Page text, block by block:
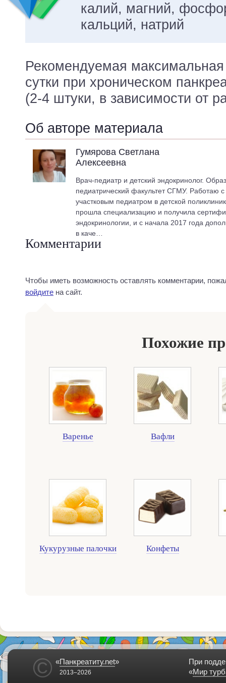
калий, магний,
кальций, натрий
Рекомендуемая
сутки при хроническом
(2-4 штуки, в зависимости от
Об авторе материала
Гумярова Светлана
Алексеевна
Врач-педиатр и детский эндокринолог.
педиатрический факультет СГМУ. Работаю
участковым педиатром в детской
прошла специализацию и получила
эндокринологии, и с начала 2017 года
в каче…
Комментарии
Чтобы иметь возможность оставлять комментарии,
войдите на сайт.
Похожие
Варенье Вафли
Кукурузные палочки Конфеты
© «Панкреатиту.net»
2013–2026
При
«Мир